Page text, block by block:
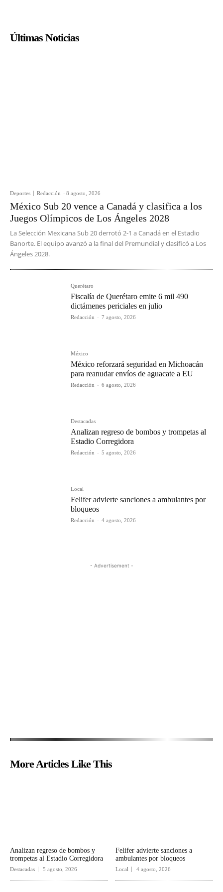
Últimas Noticias
Deportes Redacción - 8 agosto, 2026
México Sub 20 vence a Canadá y clasifica a los
Juegos Olímpicos de Los Ángeles 2028
La Selección Mexicana Sub 20 derrotó 2-1 a Canadá en el Estadio
Banorte. El equipo avanzó a la final del Premundial y clasificó a Los
Ángeles 2028.
Querétaro
Fiscalía de Querétaro emite 6 mil 490
dictámenes periciales en julio
Redacción - 7 agosto, 2026
México
México reforzará seguridad en Michoacán
para reanudar envíos de aguacate a EU
Redacción - 6 agosto, 2026
Destacadas
Analizan regreso de bombos y trompetas al
Estadio Corregidora
Redacción - 5 agosto, 2026
Local
Felifer advierte sanciones a ambulantes por
bloqueos
Redacción - 4 agosto, 2026
- Advertisement -
More Articles Like This
Analizan regreso de bombos y
trompetas al Estadio Corregidora
Destacadas 5 agosto, 2026
Felifer advierte sanciones a
ambulantes por bloqueos
Local 4 agosto, 2026